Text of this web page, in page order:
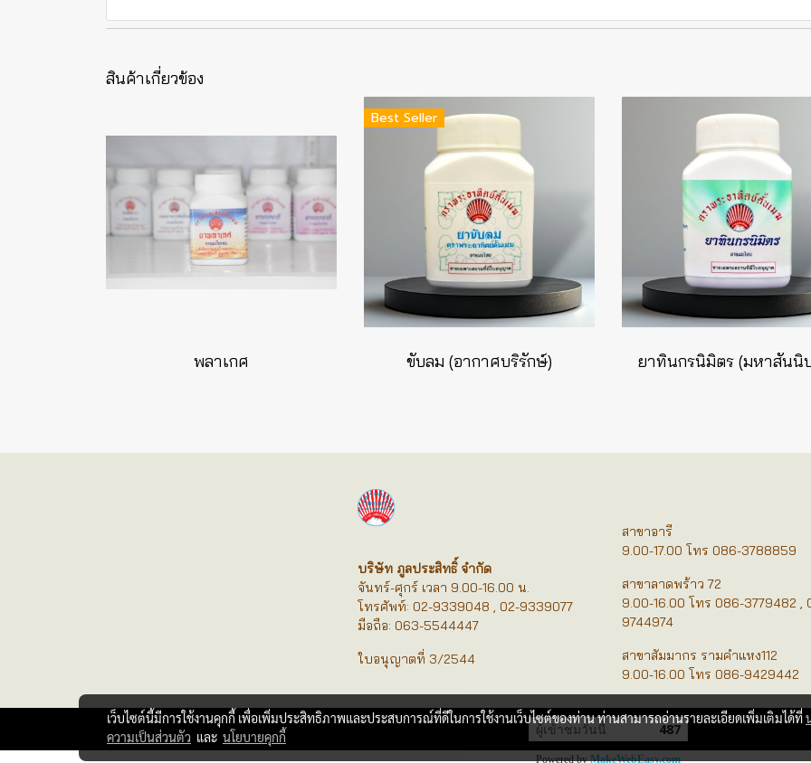
สินค้าเกี่ยวข้อง
พลาเกศ
Best Seller
ขับลม (อากาศบริรักษ์) ยาทินกรนิมิตร (มหาสันนิ
บริษัท ภูลประสิทธิ์ จำกัด
จันทร์-ศุกร์ เวลา 9.00-16.00 น.
โทรศัพท์: 02-9339048 , 02-9339077
มือถือ: 063-5544447
ใบอนุญาตที่ 3/2544
สาขาอารี
9.00-17.00 โทร 086-3788859
สาขาลาดพร้าว 72
9.00-16.00 โทร 086-3779482 ,
9744974
สาขาสัมมากร รามคำแหง112
9.00-16.00 โทร 086-9429442
ผู้เข้าชมวันนี้ 487
Powered byMakeWebEasy.com
เว็บไซต์นี้มีการใช้งานคุกกี้ เพื่อเพิ่มประสิทธิภาพและประสบการณ์ที่ดีในการใช้งานเว็บไซต์ของท่าน ท่านสามารถอ่านรายละเอียดเพิ่มเติมได้ที่
ความเป็นส่วนตัว และ นโยบายคุกกี้